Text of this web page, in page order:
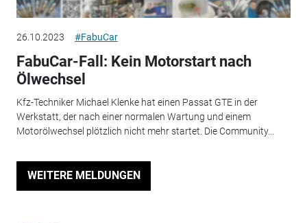
26.10.2023 #FabuCar
FabuCar-Fall: Kein Motorstart nach
Ölwechsel
Kfz-Techniker Michael Klenke hat einen Passat GTE in der
Werkstatt, der nach einer normalen Wartung und einem
Motorölwechsel plötzlich nicht mehr startet. Die Community...
WEITERE MELDUNGEN